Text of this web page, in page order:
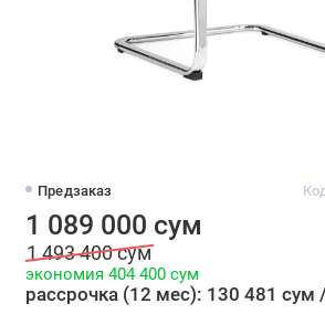
Предзаказ
1 089 000 сум
1 493 400 сум
экономия 404 400 сум
рассрочка (12 мес): 130 481 сум